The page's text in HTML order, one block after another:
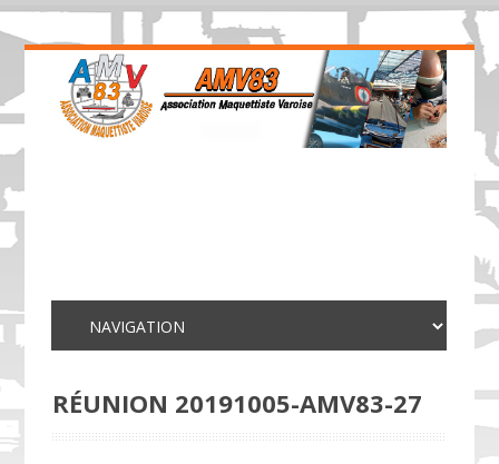
RÉUNION 20191005-AMV83-27